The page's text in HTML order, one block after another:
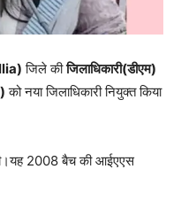
जिले कीजिलाधिकारी(डीएम)
को नया जिलाधिकारी नियुक्त किया
2008 बैच की आईएएस